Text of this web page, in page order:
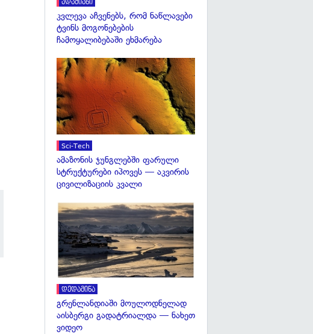
ადამიანი
კვლევა აჩვენებს, რომ ნაწლავები
ტვინს მოგონებების
ჩამოყალიბებაში ეხმარება
Sci-Tech
ამაზონის ჯუნგლებში ფარული
სტრუქტურები იპოვეს — აკვირის
ცივილიზაციის კვალი
დედამიწა
გრენლანდიაში მოულოდნელად
აისბერგი გადატრიალდა — ნახეთ
ვიდეო